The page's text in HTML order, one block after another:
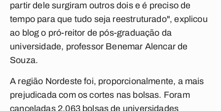
partir dele surgiram outros dois e é preciso de
tempo para que tudo seja reestruturado", explicou
ao blog o pró-reitor de pós-graduação da
universidade, professor Benemar Alencar de
Souza.
A região Nordeste foi, proporcionalmente, a mais
prejudicada com os cortes nas bolsas. Foram
canceladas 2.063 bolsas de universidades